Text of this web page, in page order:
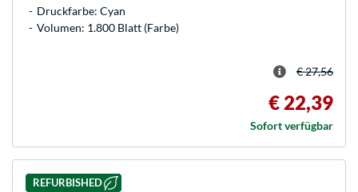
Druckfarbe: Cyan
Volumen: 1.800 Blatt (Farbe)
€ 27,56
€ 22,39
Sofort verfügbar
REFURBISHED